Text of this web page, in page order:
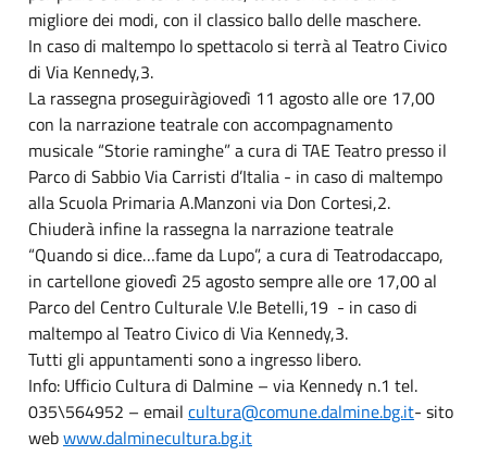
migliore dei modi, con il classico ballo delle maschere.
In caso di maltempo lo spettacolo si terrà al Teatro Civico
di Via Kennedy,3.
La rassegna proseguiràgiovedì 11 agosto alle ore 17,00
con la narrazione teatrale con accompagnamento
musicale “Storie raminghe” a cura di TAE Teatro presso il
Parco di Sabbio Via Carristi d’Italia - in caso di maltempo
alla Scuola Primaria A.Manzoni via Don Cortesi,2.
Chiuderà infine la rassegna la narrazione teatrale
“Quando si dice…fame da Lupo”, a cura di Teatrodaccapo,
in cartellone giovedì 25 agosto sempre alle ore 17,00 al
Parco del Centro Culturale V.le Betelli,19 - in caso di
maltempo al Teatro Civico di Via Kennedy,3.
Tutti gli appuntamenti sono a ingresso libero.
Info: Ufficio Cultura di Dalmine – via Kennedy n.1 tel.
035\564952 – email cultura@comune.dalmine.bg.it- sito
webwww.dalminecultura.bg.it